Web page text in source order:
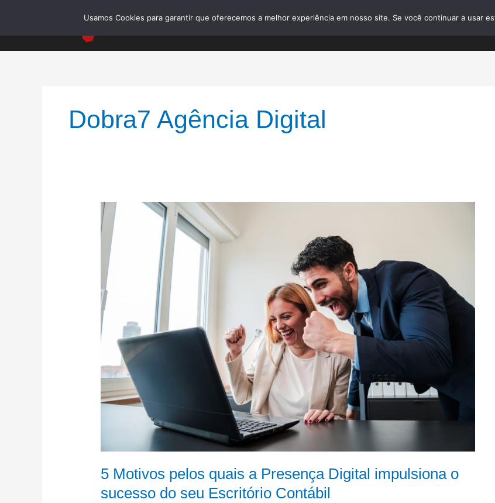
o
home o que fazemos sobre
Dobra7 Agência Digital
5 Motivos pelos quais a Presença Digital impulsiona o
sucesso do seu Escritório Contábil
5
Motivos
pelos
quais
Presença
Digital
impulsiona
o
sucesso
Escritório
Contábil
Usamos Cookies para garantir que oferecemos a melhor experiência em nosso site. Se você continuar a usar